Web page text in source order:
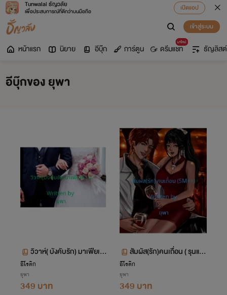
Tunwalai ธัญวลัย
เพื่อประสบการณ์ที่ดีกว่าบนมือถือ
เปิดแอป
เข้าสู่ระบบ
หน้าแรก นิยาย อีบุ๊ก การ์ตูน
มาใหม่
ดรีมแชท ธัญลิสต์
อีบุ๊กของ ยุพา
วิวาห์( บังคับรัก) มาเฟียเถื่
อีโรติก
ยุพา
349 บาท
สัมผัส(รัก)คนเถื่อน ( รุนแร
ง) SM +++
อีโรติก
ยุพา
349 บาท